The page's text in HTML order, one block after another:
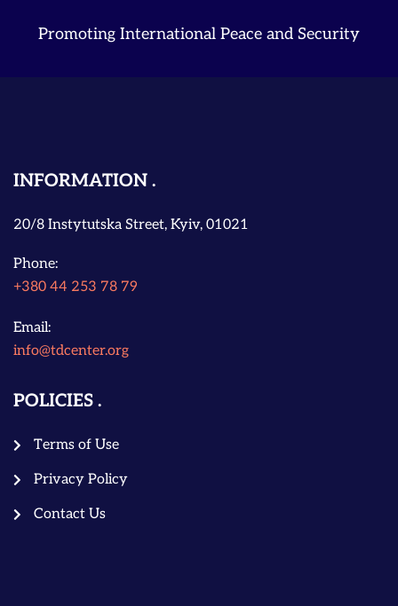
Promoting International Peace and Security
INFORMATION
20/8 Instytutska Street, Kyiv, 01021
Phone:
+380 44 253 78 79
Email:
info@tdcenter.org
POLICIES
Terms of Use
Privacy Policy
Contact Us